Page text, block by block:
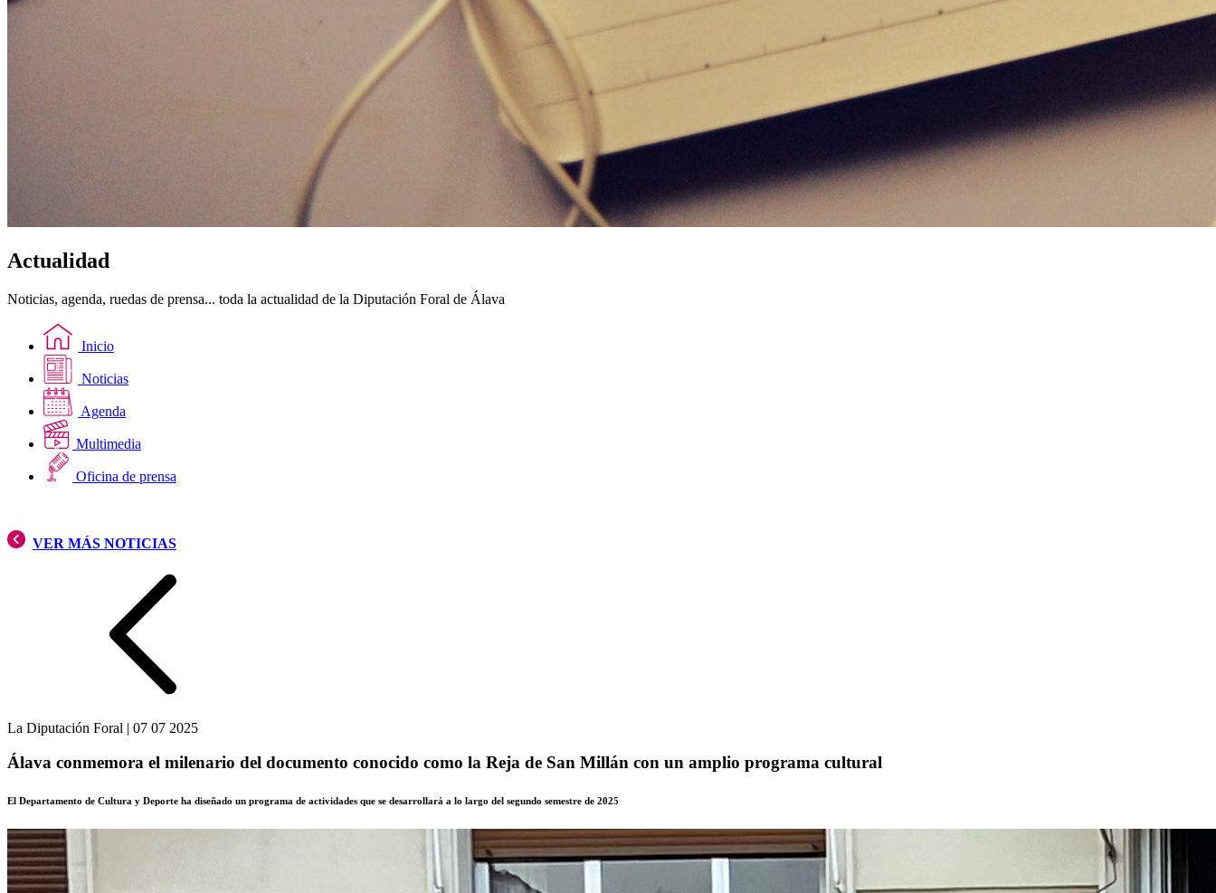
Actualidad
Noticias, agenda, ruedas de prensa... toda la actualidad de la Diputación Foral de Álava
Inicio
Noticias
Agenda
Multimedia
Oficina de prensa
VER MÁS NOTICIAS
La Diputación Foral | 07 07 2025
Álava conmemora el milenario del documento conocido como la Reja de San Millán con un amplio programa cultural
El Departamento de Cultura y Deporte ha diseñado un programa de actividades que se desarrollará a lo largo del segundo semestre de 2025